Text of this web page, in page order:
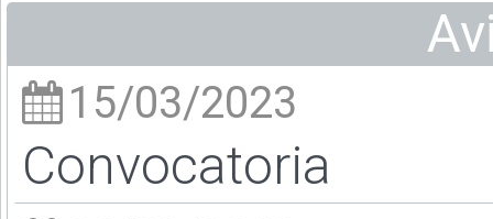
15/03/2023
Convocatoria